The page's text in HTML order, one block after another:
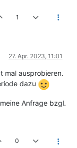
1
27. Apr. 2023, 11:01
mal ausprobieren.
dazu
Anfrage bzgl.
0